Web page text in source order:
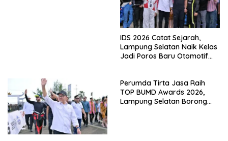
IDS 2026 Catat Sejarah,
Lampung Selatan Naik Kelas
Jadi Poros Baru Otomotif
Perumda Tirta Jasa Raih
TOP BUMD Awards 2026,
Lampung Selatan Borong